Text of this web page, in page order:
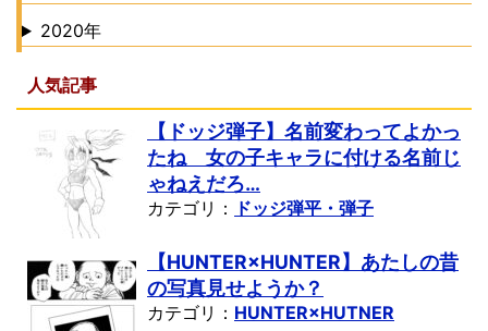
2020年
人気記事
【ドッジ弾子】名前変わってよかっ
たね 女の子キャラに付ける名前じ
ゃねえだろ…
カテゴリ： ドッジ弾平・弾子
【HUNTER×HUNTER】あたしの昔
の写真見せようか？
カテゴリ： HUNTER×HUTNER